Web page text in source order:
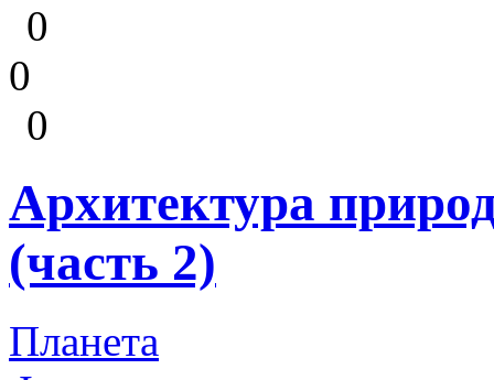
0
0
0
Архитектура
(часть 2)
Планета